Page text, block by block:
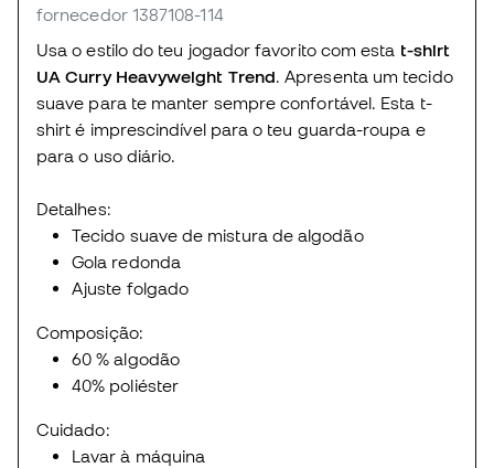
fornecedor 1387108-114
Usa o estilo do teu jogador favorito com esta t-shirt
UA Curry Heavyweight Trend. Apresenta um tecido
suave para te manter sempre confortável. Esta t-
shirt é imprescindível para o teu guarda-roupa e
para o uso diário.
Detalhes:
Tecido suave de mistura de algodão
Gola redonda
Ajuste folgado
Composição:
60 % algodão
40% poliéster
Cuidado:
Lavar à máquina